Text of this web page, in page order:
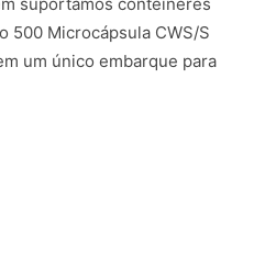
500 Microcápsula CWS/S
um único embarque para